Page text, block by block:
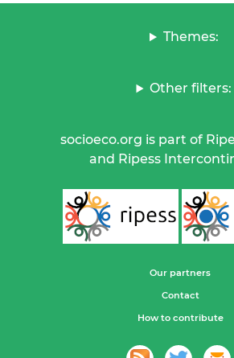
Themes:
Other filters:
socioeco.org is part of
and Ripess
Our partners
Contact
How to contribute